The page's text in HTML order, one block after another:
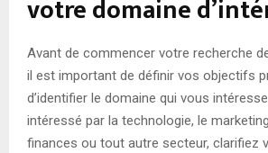
votre domaine
Avant de commencer votre recherche
il est important de définir vos objectifs
d’identifier le domaine qui vous
intéressé par la technologie, le
finances ou tout autre secteur, clarifiez